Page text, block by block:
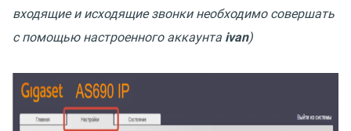
входящие и исходящие звонки необходимо совершать
с помощью настроенного аккаунта ivan)